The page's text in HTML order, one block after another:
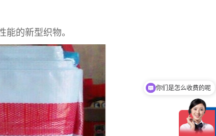
的新型织物。
在
线
现在有优惠活动吗